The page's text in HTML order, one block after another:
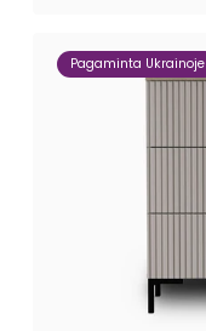
Pagaminta Ukrainoje